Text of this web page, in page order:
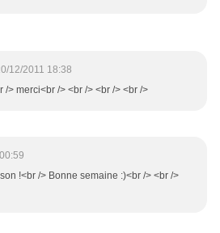
12/2011 18:38
/> merci<br /> <br /> <br /> <br />
!<br /> Bonne semaine :)<br /> <br />